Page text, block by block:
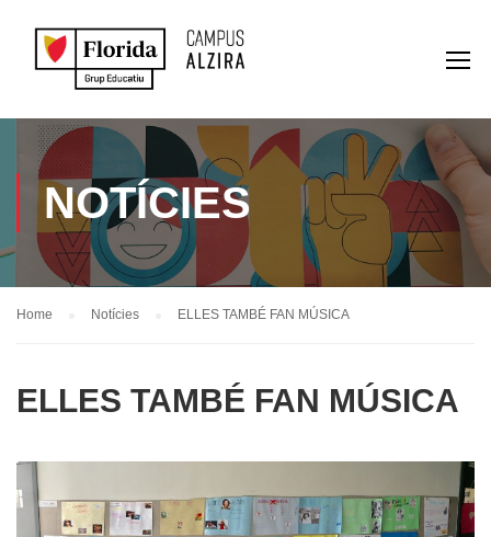
NOTÍCIES
Home Notícies ELLES TAMBÉ FAN MÚSICA
ELLES TAMBÉ FAN MÚSICA